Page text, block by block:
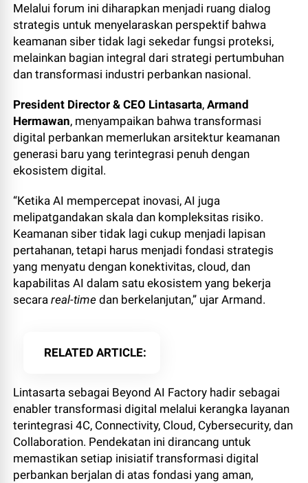
Melalui forum ini diharapkan menjadi ruang dialog
strategis untuk menyelaraskan perspektif bahwa
keamanan siber tidak lagi sekedar fungsi proteksi,
melainkan bagian integral dari strategi pertumbuhan
dan transformasi industri perbankan nasional.
President Director & CEO Lintasarta,Armand
Hermawan, menyampaikan bahwa transformasi
digital perbankan memerlukan arsitektur keamanan
generasi baru yang terintegrasi penuh dengan
ekosistem digital.
“Ketika AI mempercepat inovasi, AI juga
melipatgandakan skala dan kompleksitas risiko.
Keamanan siber tidak lagi cukup menjadi lapisan
pertahanan, tetapi harus menjadi fondasi strategis
yang menyatu dengan konektivitas, cloud, dan
kapabilitas AI dalam satu ekosistem yang bekerja
secarareal-time dan berkelanjutan,” ujar Armand.
RELATED ARTICLE
Lintasarta sebagai Beyond AI Factory hadir sebagai
enabler transformasi digital melalui kerangka layanan
terintegrasi 4C, Connectivity, Cloud, Cybersecurity, dan
Collaboration. Pendekatan ini dirancang untuk
memastikan setiap inisiatif transformasi digital
perbankan berjalan di atas fondasi yang aman,